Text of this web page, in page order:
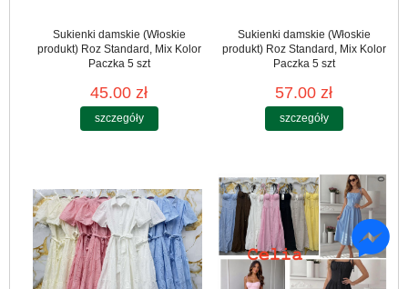
Sukienki damskie (Włoskie
produkt) Roz Standard, Mix Kolor
Paczka 5 szt
45.00 zł
szczegóły
Sukienki damskie (Włoskie
produkt) Roz Standard, Mix Kolor
Paczka 5 szt
57.00 zł
szczegóły